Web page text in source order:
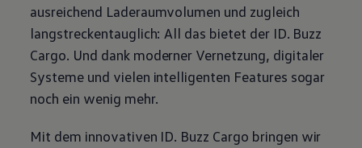
ausreichend Laderaumvolumen und zugleich
langstreckentauglich: All das bietet der ID. Buzz
Cargo. Und dank moderner Vernetzung, digitaler
Systeme und vielen intelligenten Features sogar
noch ein wenig mehr.
Mit dem innovativen ID. Buzz Cargo bringen wir